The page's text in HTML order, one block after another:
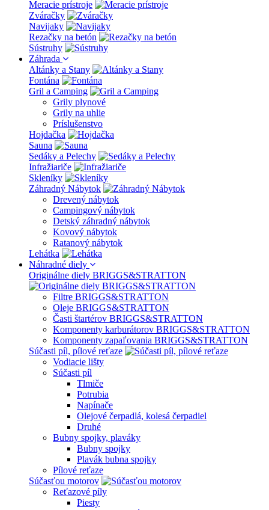
Meracie prístroje
Zváračky
Navijaky
Rezačky na betón
Sústruhy
Záhrada
Altánky a Stany
Fontána
Gril a Camping
Grily plynové
Grily na uhlie
Príslušenstvo
Hojdačka
Sauna
Sedáky a Pelechy
Infražiariče
Skleníky
Záhradný Nábytok
Drevený nábytok
Campingový nábytok
Detský záhradný nábytok
Kovový nábytok
Ratanový nábytok
Lehátka
Náhradné diely
Originálne diely BRIGGS&STRATTON
Filtre BRIGGS&STRATTON
Oleje BRIGGS&STRATTON
Časti štartérov BRIGGS&STRATTON
Komponenty karburátorov BRIGGS&STRATTON
Komponenty zapaľovania BRIGGS&STRATTON
Súčasti píl, pílové reťaze
Vodiacie lišty
Súčasti píl
Tlmiče
Potrubia
Napínače
Olejové čerpadlá, kolesá čerpadiel
Druhé
Bubny spojky, plaváky
Bubny spojky
Plavák bubna spojky
Pílové reťaze
Súčasťou motorov
Reťazové píly
Piesty